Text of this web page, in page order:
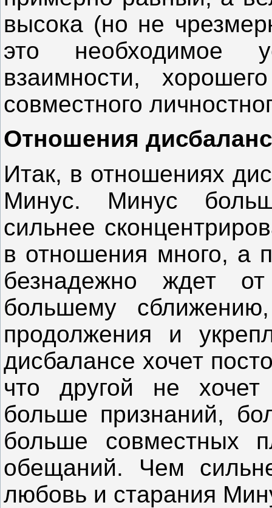
высока (но не
это необходимое
взаимности,
совместного
Отношения
Итак, в отношениях
Минус. Минус
сильнее
в отношения много, а
безнадежно ждет
большему
продолжения и
дисбалансе хочет
что другой не
больше признаний,
больше совместных
обещаний. Чем
любовь и старания